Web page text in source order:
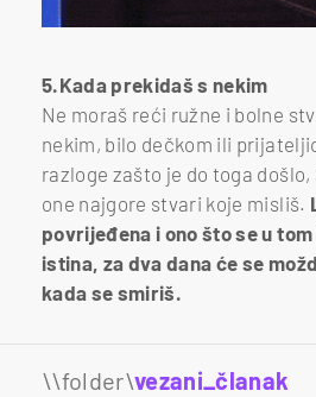
5.Kada prekidaš s nekim
Ne moraš reći ružne i bolne
nekim, bilo dečkom ili
razloge zašto je do toga
one najgore stvari koje misliš.
povrijeđena i ono što se u
istina, za dva dana će se
kada se smiriš.
\\folder\vezani_članak